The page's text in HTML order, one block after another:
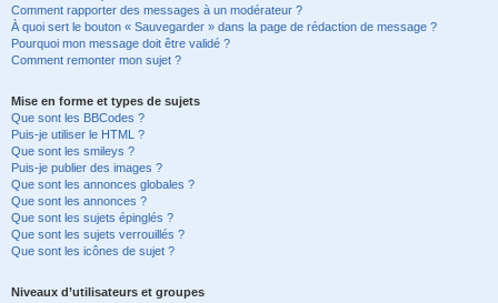
Comment rapporter des messages à un modérateur ?
À quoi sert le bouton « Sauvegarder » dans la page de rédaction de message ?
Pourquoi mon message doit être validé ?
Comment remonter mon sujet ?
Mise en forme et types de sujets
Que sont les BBCodes ?
Puis-je utiliser le HTML ?
Que sont les smileys ?
Puis-je publier des images ?
Que sont les annonces globales ?
Que sont les annonces ?
Que sont les sujets épinglés ?
Que sont les sujets verrouillés ?
Que sont les icônes de sujet ?
Niveaux d’utilisateurs et groupes